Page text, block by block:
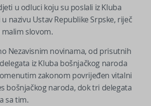
u odluci koju su poslali iz Kluba
u nazivu Ustav Republike Srpske, riječ
malim slovom.
Nezavisnim novinama, od prisutnih
iz Kluba bošnjačkog naroda
zakonom povrijeđen vitalni
bošnjačkog naroda, dok tri delegata
sa tim.